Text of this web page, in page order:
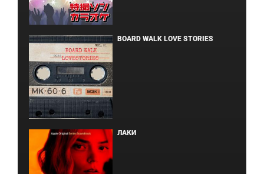
BOARD WALK LOVE STORIES
ЛАКИ